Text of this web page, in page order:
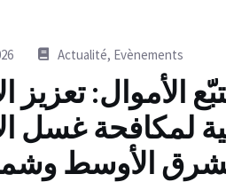
Actualité, Evènements
الأموال: تعزيز
لمكافحة غسل